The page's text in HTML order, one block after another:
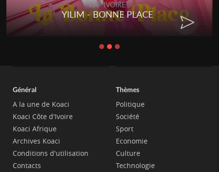
RAP IVOIRE
YILIM - BONNE PLACE
Général
A la une de Koaci
Koaci Côte d'Ivoire
Koaci Afrique
Archives Koaci
Conditions d'utilisation
Contacts
Thèmes
Politique
Société
Sport
Economie
Culture
Technologie